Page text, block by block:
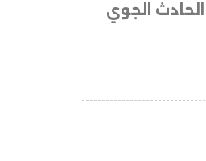
الحادث الجوي